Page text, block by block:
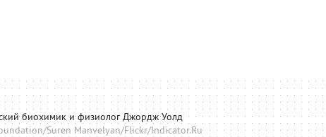
биохимик и физиолог Джордж Уолд
Suren Manvelyan/Flickr/Indicator.Ru